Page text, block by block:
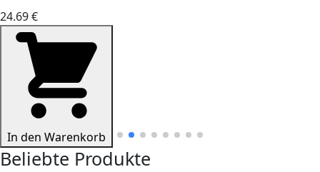
24.69 €
In den Warenkorb
Beliebte Produkte